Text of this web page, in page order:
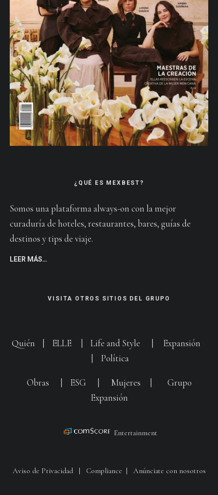
¿QUÉ ES MEXBEST?
Somos una plataforma always-on con la mejor
curaduría de hoteles, restaurantes, bares, guías de
destinos y tips de viaje.
LEER MÁS…
VISITA OTROS SITIOS DEL GRUPO
Quién ELLE Life and Style
Expansión
Política
Obras ESG Mujeres
Grupo
Expansión
Entertainment
Aviso de Privacidad| Compliance Anúnciate con nosotros